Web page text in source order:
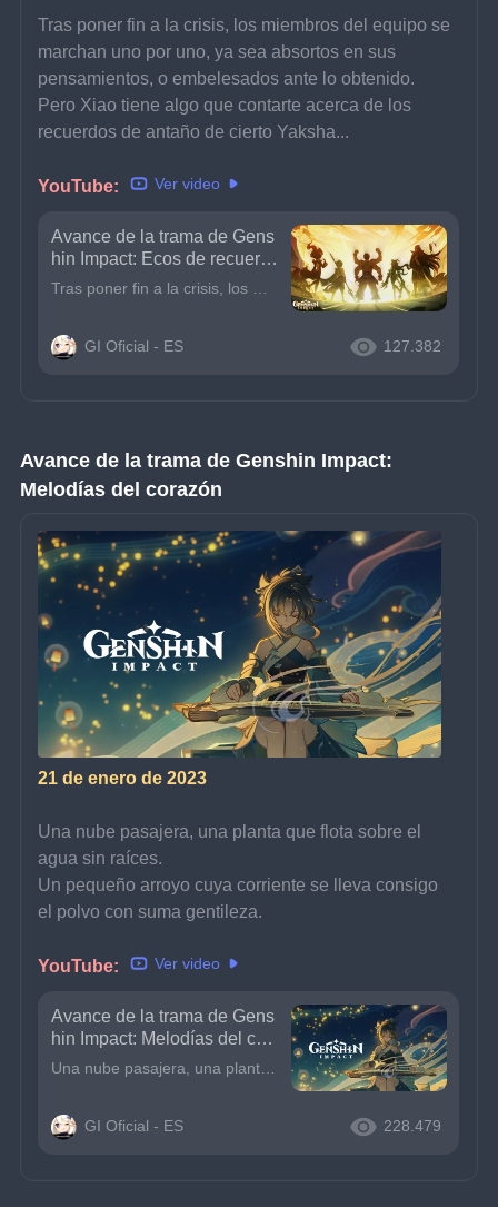
Tras poner fin a la crisis, los miembros del equipo se
marchan uno por uno, ya sea absortos en sus
pensamientos, o embelesados ante lo obtenido.
Pero Xiao tiene algo que contarte acerca de los
recuerdos de antaño de cierto Yaksha...
YouTube: Ver video
Avance de la trama de Gens
hin Impact: Ecos de recuerdo
s pasados
Tras poner fin a la crisis, los miembros del equipo se marchan uno por uno, ya sea absortos en sus pensamientos, o embelesados ante lo obtenido.Pero Xiao tiene algo que contarte acerca de los recuerdo
GI Oficial - ES 127.382
Avance de la trama de Genshin Impact:
Melodías del corazón
21 de enero de 2023
Una nube pasajera, una planta que flota sobre el
agua sin raíces.
Un pequeño arroyo cuya corriente se lleva consigo
el polvo con suma gentileza.
YouTube: Ver video
Avance de la trama de Gens
hin Impact: Melodías del cor
azón
Una nube pasajera, una planta que flota sobre el agua sin raíces.Un pequeño arroyo cuya corriente se lleva consigo el polvo con suma gentileza.
GI Oficial - ES 228.479